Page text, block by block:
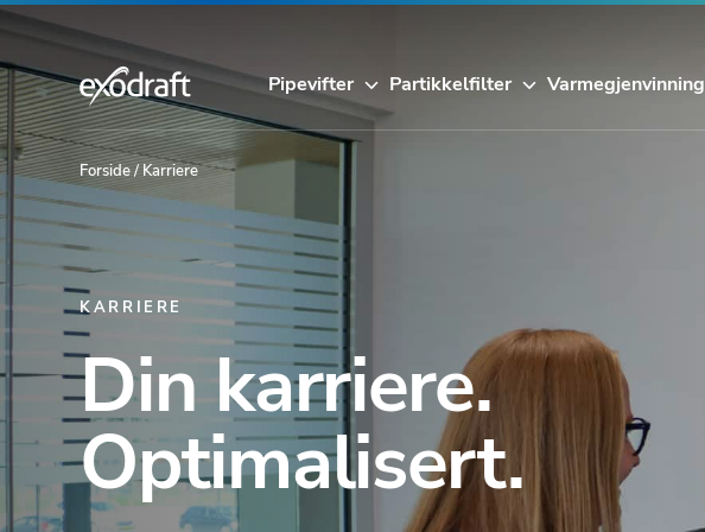
Pipevifter Partikkelfilter Varmegjenvinning
Forside/ Karriere
KARRIERE
Din karriere.
Optimalisert.